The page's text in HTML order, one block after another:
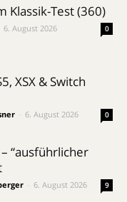
Klassik-Test (360)
6. August 2026 0
XSX & Switch
6. August 2026 0
“ausführlicher
6. August 2026 9